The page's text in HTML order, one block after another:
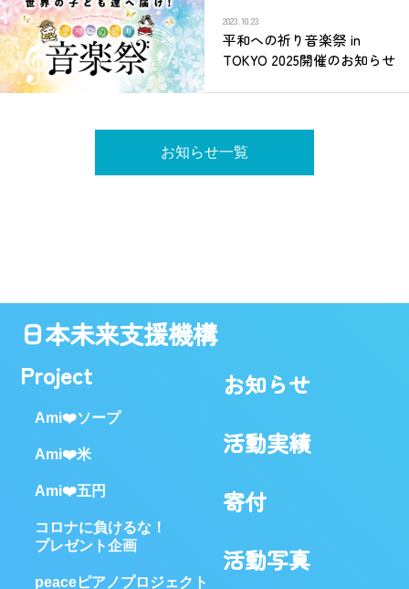
2023.10.23
平和への祈り音楽祭 in
TOKYO 2025開催のお知らせ
お知らせ一覧
日本未来支援機構
Project
Ami❤️ソープ
Ami❤️米
Ami❤️五円
コロナに負けるな！
プレゼント企画
peaceピアノプロジェクト
お知らせ
活動実績
寄付
活動写真